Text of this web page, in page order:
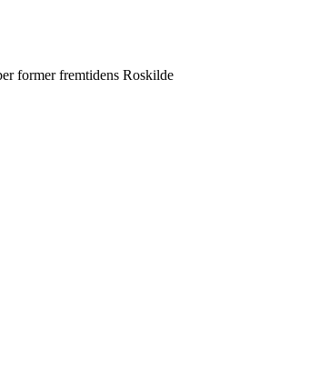
former fremtidens Roskilde